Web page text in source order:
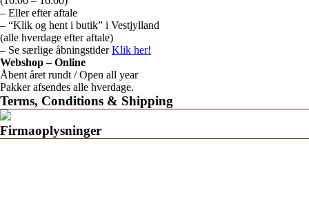
– Eller efter aftale
– “Klik og hent i butik” i Vestjylland
(alle hverdage efter aftale)
– Se særlige åbningstiderKlik her!
Webshop – Online
Åbent året rundt / Open all year
Pakker afsendes alle hverdage.
Terms, Conditions & Shipping
Firmaoplysninger